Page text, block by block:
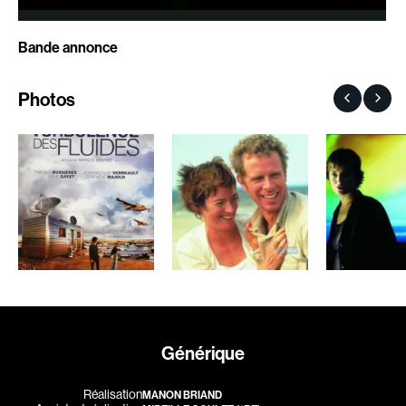
Aubry François
Baldi Gian Vittorio
Ball Ara
Barabé Charles
Barbancourt Marie Ange
Barbeau Paul
Barbeau Manon
Barbeau-Lavalette Anaïs
Baric Nancy
Barichello Rudy
Baril Céline
Barrilliet Fabrice
Baruchel Jay
Baylaucq Philippe
Beaudin Jean
Beaudoin Stéphan
Bande annonce
Photos
Générique
RéalisationMANON BRIAND